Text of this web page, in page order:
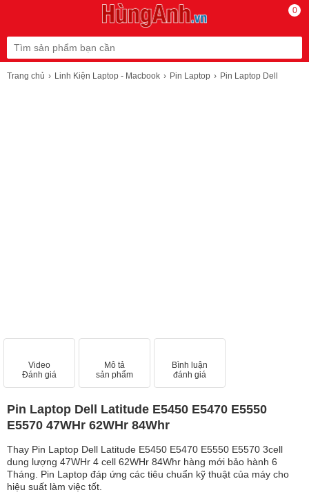
0
Trang chủ Linh Kiện Laptop - Macbook Pin Laptop Pin Laptop Dell
Video
Đánh giá
Mô tả
sản phẩm
Bình luận
đánh giá
Pin Laptop Dell Latitude E5450 E5470 E5550
E5570 47WHr 62WHr 84Whr
Thay Pin Laptop Dell Latitude E5450 E5470 E5550 E5570 3cell
dung lượng 47WHr 4 cell 62WHr 84Whr hàng mới bảo hành 6
Tháng. Pin Laptop đáp ứng các tiêu chuẩn kỹ thuật của máy cho
hiệu suất làm việc tốt.